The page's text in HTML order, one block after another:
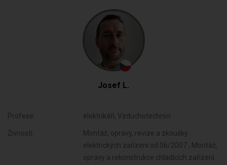
Josef L.
Profese: elektrikáři, Vzduchotechnici
Živnosti:
Montáž, opravy, revize a zkoušky
elektrických zařízení od 06/2007 , Montáž,
opravy a rekonstrukce chladících zařízení